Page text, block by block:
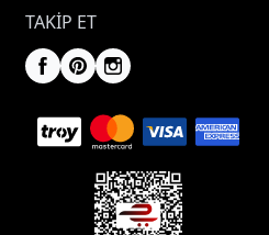
TAKIP ET